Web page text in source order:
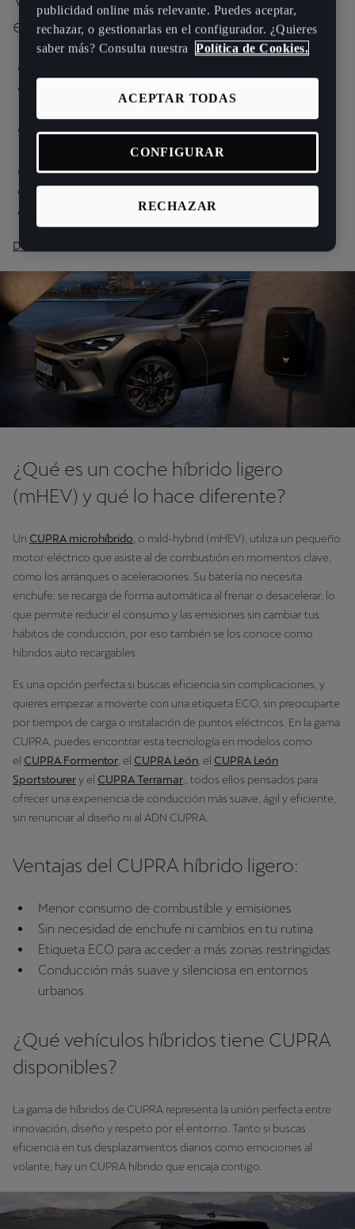
enchufable:
Ahorro en combustible y menor impacto
Carga flexible en casa o puntos públicos
Ventajas fiscales y acceso azonas restringidas
Descubre la Gama CUPRA Híbrida enchufable
¿Qué es un coche híbrido ligero
(mHEV) y qué lo hace diferente?
Un CUPRA microhíbrido , o mild-hybrid (mHEV), utiliza un pequeño
motor eléctrico que asiste al de combustión en momentos clave,
como los arranques o aceleraciones. Su batería no necesita
enchufe: se recarga de forma automática al frenar o desacelerar, lo
que permite reducir el consumo y las emisiones sin cambiar tus
hábitos de conducción, por eso también se los conoce como
híbridos auto recargables.
Es una opción perfecta si buscas eficiencia sin complicaciones, y
quieres empezar a moverte con una etiqueta ECO, sin preocuparte
por tiempos de carga o instalación de puntos eléctricos. En la gama
CUPRA, puedes encontrar esta tecnología en modelos como
el CUPRA Formentor , el CUPRA León , el CUPRA León
Sportstourery el CUPRA Terramar ,, todos ellos pensados para
ofrecer una experiencia de conducción más suave, ágil y eficiente,
sin renunciar al diseño ni al ADN CUPRA.
Ventajas del CUPRA híbrido ligero:
Menor consumo de combustible y emisiones
Sin necesidad de enchufe ni cambios en tu rutina
Etiqueta ECO para acceder a más zonas restringidas
Conducción más suave y silenciosa en entornos
urbanos
¿Qué vehículos híbridos tiene CUPRA
disponibles?
La gama de híbridos de CUPRA representa la unión perfecta entre
innovación, diseño y respeto por el entorno. Tanto si buscas
eficiencia en tus desplazamientos diarios como emociones al
volante, hay un CUPRA híbrido que encaja contigo.
publicidad online más relevante. Puedes aceptar,
rechazar, o gestionarlas en el configurador. ¿Quieres
saber más? Consulta nuestra Política de Cookies.
RECHAZAR
ACEPTAR TODAS
CONFIGURAR